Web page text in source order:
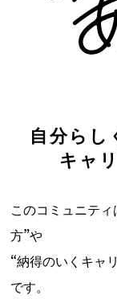
自分らし
キャ
このコミュニテ
方”や
“納得のいくキャ
です。